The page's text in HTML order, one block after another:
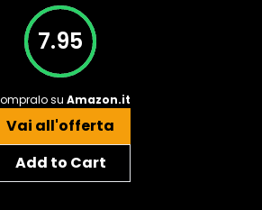
7.95
su Amazon.it
Vai all'offerta
Add to Cart